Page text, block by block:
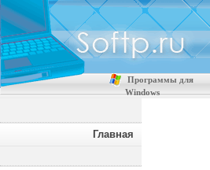
Программы для
Windows
Главная